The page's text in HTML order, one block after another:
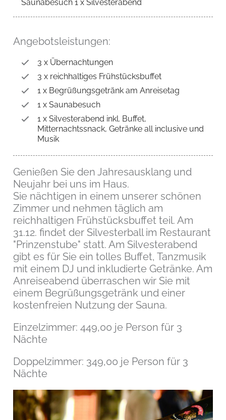
Saunabesuch 1 x Silvesterabend
Angebotsleistungen:
3 x Übernachtungen
3 x reichhaltiges Frühstücksbuffet
1 x Begrüßungsgetränk am Anreisetag
1 x Saunabesuch
1 x Silvesterabend inkl. Buffet,
Mitternachtssnack, Getränke all inclusive und
Musik
Genießen Sie den Jahresausklang und
Neujahr bei uns im Haus.
Sie nächtigen in einem unserer schönen
Zimmer und nehmen täglich am
reichhaltigen Frühstücksbuffet teil. Am
31.12. findet der Silvesterball im Restaurant
"Prinzenstube" statt. Am Silvesterabend
gibt es für Sie ein tolles Buffet, Tanzmusik
mit einem DJ und inkludierte Getränke. Am
Anreiseabend überraschen wir Sie mit
einem Begrüßungsgetränk und einer
kostenfreien Nutzung der Sauna.
Einzelzimmer: 449,00 je Person für 3
Nächte
Doppelzimmer: 349,00 je Person für 3
Nächte